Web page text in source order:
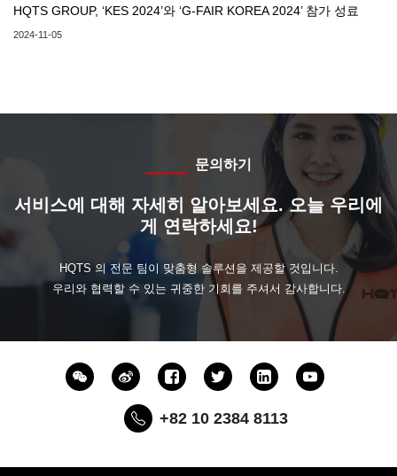
HQTS GROUP, ‘KES 2024’와 ‘G-FAIR KOREA 2024’ 참가 성료
2024-11-05
문의하기
서비스에 대해 자세히 알아보세요. 오늘 우리에
게 연락하세요!
HQTS 의 전문 팀이 맞춤형 솔루션을 제공할 것입니다.
우리와 협력할 수 있는 귀중한 기회를 주셔서 감사합니다.
+82 10 2384 8113